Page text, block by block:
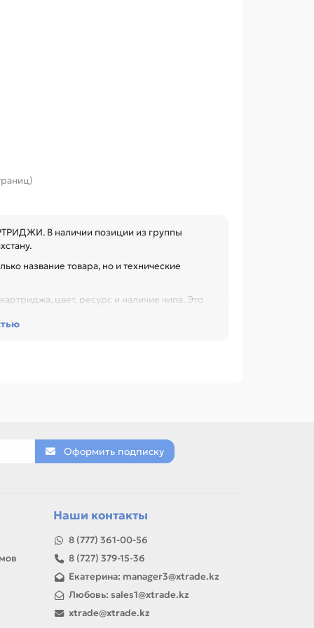
В наличии позиции из группы
название товара, но и технические
цвет, ресурс и наличие чипа. Это
можно использовать для замены,
Оформить подписку
Наши контакты
8 (777) 361-00-56
8 (727) 379-15-36
Екатерина: manager3@xtrade.kz
Любовь: sales1@xtrade.kz
xtrade@xtrade.kz